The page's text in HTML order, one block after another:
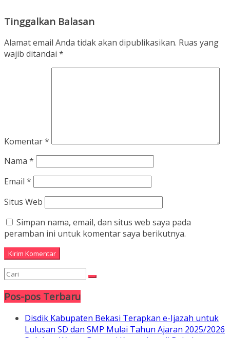
Tinggalkan Balasan
Alamat email Anda tidak akan dipublikasikan. Ruas yang
wajib ditandai *
Komentar*
Nama *
Email *
Situs Web
Simpan nama, email, dan situs web saya pada
peramban ini untuk komentar saya berikutnya.
Pos-pos Terbaru
Disdik Kabupaten Bekasi Terapkan e-Ijazah untuk
Lulusan SD dan SMP Mulai Tahun Ajaran 2025/2026